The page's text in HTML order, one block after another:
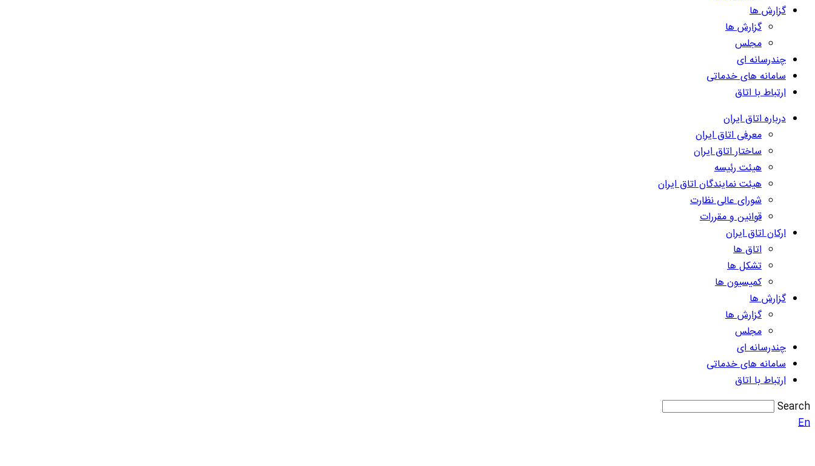
گزارش ها
گزارش ها
مجلس
چندرسانه ای
سامانه های خدماتی
ارتباط با اتاق
درباره اتاق ایران
معرفی اتاق ایران
ساختار اتاق ایران
هیئت رئیسه
هیئت نمایندگان اتاق ایران
شورای عالی نظارت
قوانین و مقررات
ارکان اتاق ایران
اتاق ها
تشکل ها
کمیسیون ها
گزارش ها
گزارش ها
مجلس
چندرسانه ای
سامانه های خدماتی
ارتباط با اتاق
Search
En